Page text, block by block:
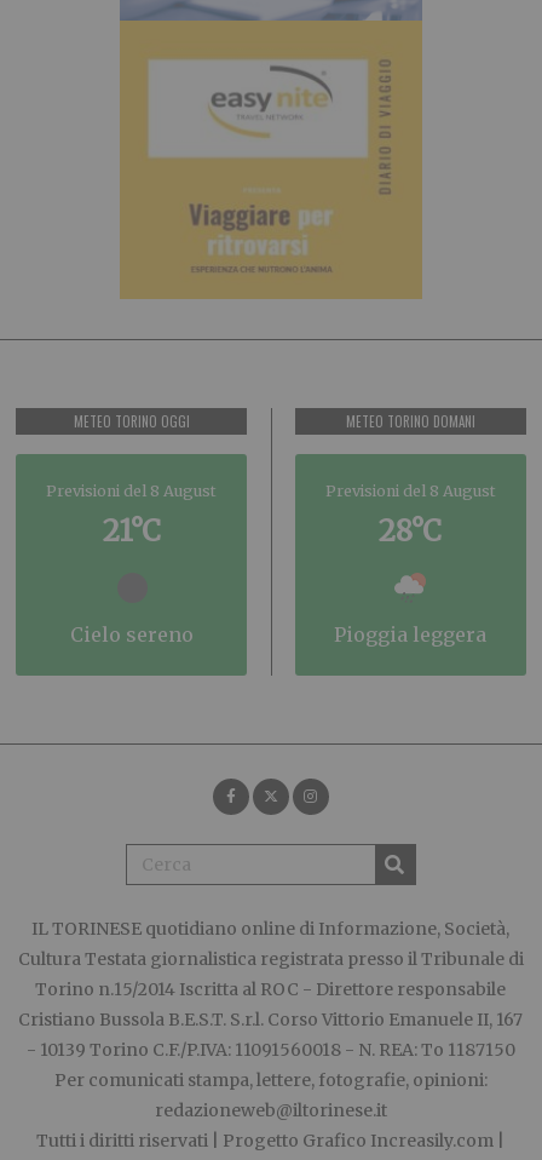
METEO TORINO OGGI
Previsioni del 8 August
21°C
cielo sereno
METEO TORINO DOMANI
Previsioni del 8 August
28°C
pioggia leggera
IL TORINESE quotidiano online di Informazione, Società,
Cultura Testata giornalistica registrata presso il Tribunale di
Torino n.15/2014 Iscritta al ROC - Direttore responsabile
Cristiano Bussola B.E.S.T. S.r.l. Corso Vittorio Emanuele II, 167
- 10139 Torino C.F./P.IVA: 11091560018 - N. REA: To 1187150
Per comunicati stampa, lettere, fotografie, opinioni:
redazioneweb@iltorinese.it
Tutti i diritti riservati | Progetto Grafico Increasily.com